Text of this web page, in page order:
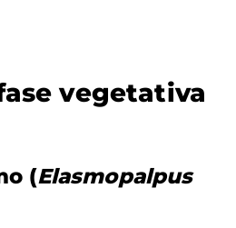
vegetativa
(Elasmopalpus